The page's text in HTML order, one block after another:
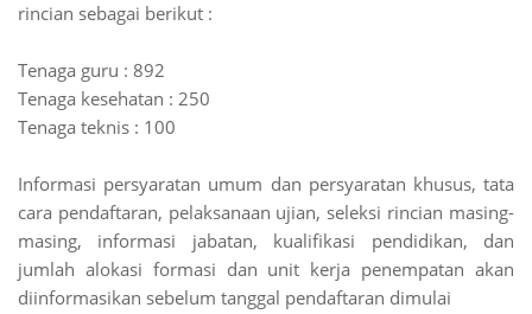
rincian sebagai berikut :
Tenaga guru : 892
Tenaga kesehatan : 250
Tenaga teknis : 100
Informasi persyaratan umum dan persyaratan khusus, tata
cara pendaftaran, pelaksanaan ujian, seleksi rincian masing-
masing, informasi jabatan, kualifikasi pendidikan, dan
jumlah alokasi formasi dan unit kerja penempatan akan
diinformasikan sebelum tanggal pendaftaran dimulai